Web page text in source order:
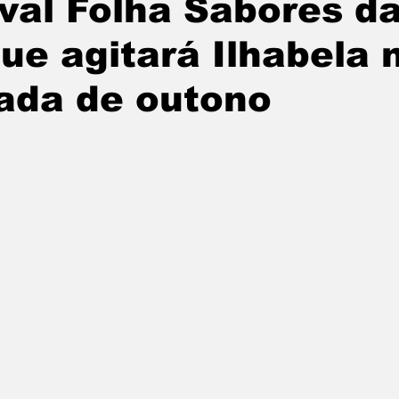
Folha Sabores
agitará Ilhabela
de outono